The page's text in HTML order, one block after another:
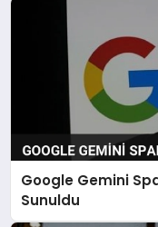
Google Gemini
Sunuldu